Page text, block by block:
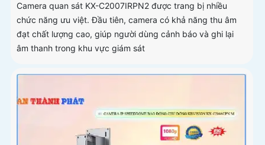
Camera quan sát KX-C2007IRPN2 được trang bị nhiều
chức năng ưu việt. Đầu tiên, camera có khả năng thu âm
đạt chất lượng cao, giúp người dùng cảnh báo và ghi lại
âm thanh trong khu vực giám sát